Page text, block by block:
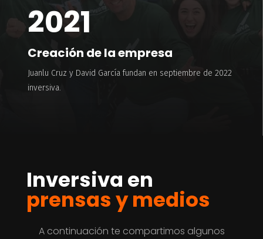
2021
Creación de la empresa
Juanlu Cruz y David García fundan en septiembre de 2022
inversiva.
Inversiva en
prensas y medios
A continuación te compartimos algunos